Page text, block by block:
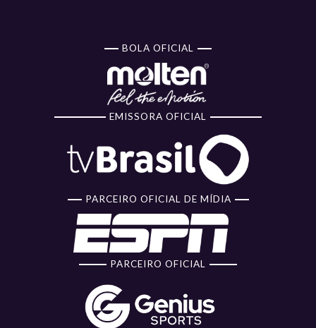
BOLA OFICIAL
EMISSORA OFICIAL
PARCEIRO OFICIAL DE MÍDIA
PARCEIRO OFICIAL